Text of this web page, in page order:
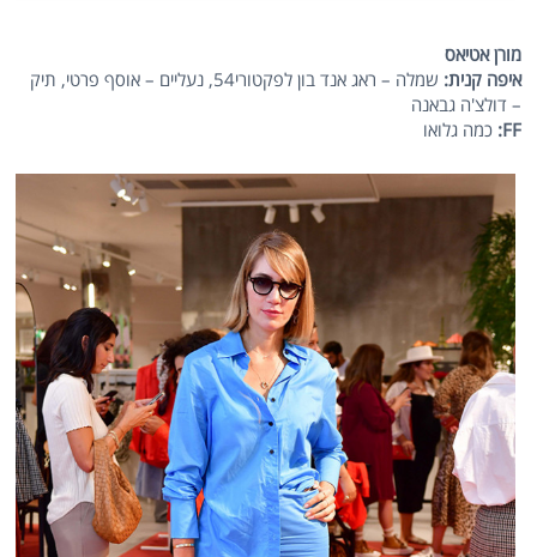
מורן אטיאס
איפה קנית:
שמלה – ראג אנד בון לפקטורי54, נעליים – אוסף פרטי, תיק
– דולצ'ה גבאנה
FF: כמה גלואו